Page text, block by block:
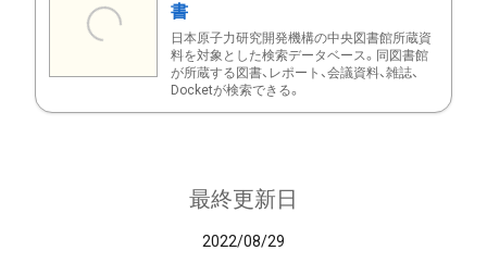
書
日本原子力研究開発機構の中央図書館所蔵資
料を対象とした検索データベース。同図書館
が所蔵する図書、レポート、会議資料、雑誌、
Docketが検索できる。
最終更新日
2022/08/29